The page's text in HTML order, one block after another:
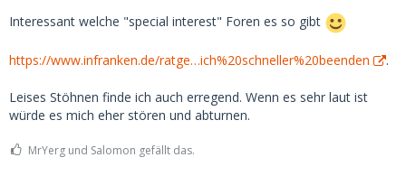
Interessant welche "special interest" Foren es so gibt
https://www.infranken.de/ratge…ich%20schneller%20beenden .
Leises Stöhnen finde ich auch erregend. Wenn es sehr laut ist
würde es mich eher stören und abturnen.
MrYerg und Salomon gefällt das.